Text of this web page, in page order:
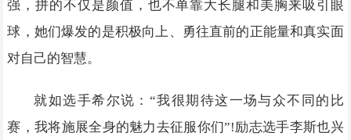
强，拼的不仅是颜值，也不单靠大长腿和美胸来吸引眼
球，她们爆发的是积极向上、勇往直前的正能量和真实面
对自己的智慧。
就如选手希尔说：“我很期待这一场与众不同的比
赛，我将施展全身的魅力去征服你们”!励志选手李斯也兴